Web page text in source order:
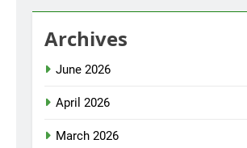
Archives
June 2026
April 2026
March 2026